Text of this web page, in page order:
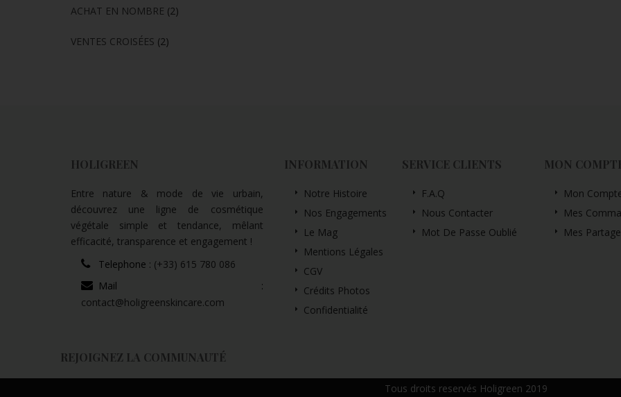
ACHAT EN NOMBRE (2)
VENTES CROISÉES (2)
HOLIGREEN
Entre nature & mode de vie urbain,
découvrez une ligne de cosmétique
végétale simple et tendance, mêlant
efficacité, transparence et engagement !
Telephone : (+33) 615 780 086
Mail :
contact@holigreenskincare.com
INFORMATION
Notre Histoire
Nos Engagements
Le Mag
Mentions Légales
CGV
Crédits Photos
Confidentialité
SERVICE CLIENTS
F.A.Q
Nous Contacter
Mot De Passe Oublié
MON
Mon
Mes
Mes
REJOIGNEZ LA COMMUNAUTÉ
Tous droits reservés Holigreen 2019